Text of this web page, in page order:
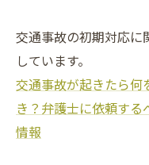
交通事故の初期対応に
しています。
交通事故が起きたら何
き？弁護士に依頼す
情報